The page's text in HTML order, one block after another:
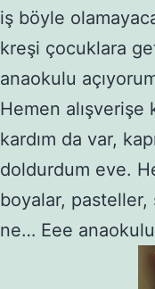
iş böyle
kreşi çocuklara
anaokulu
Hemen alışverişe
kardım da var,
doldurdum eve.
boyalar, pasteller,
ne… Eee